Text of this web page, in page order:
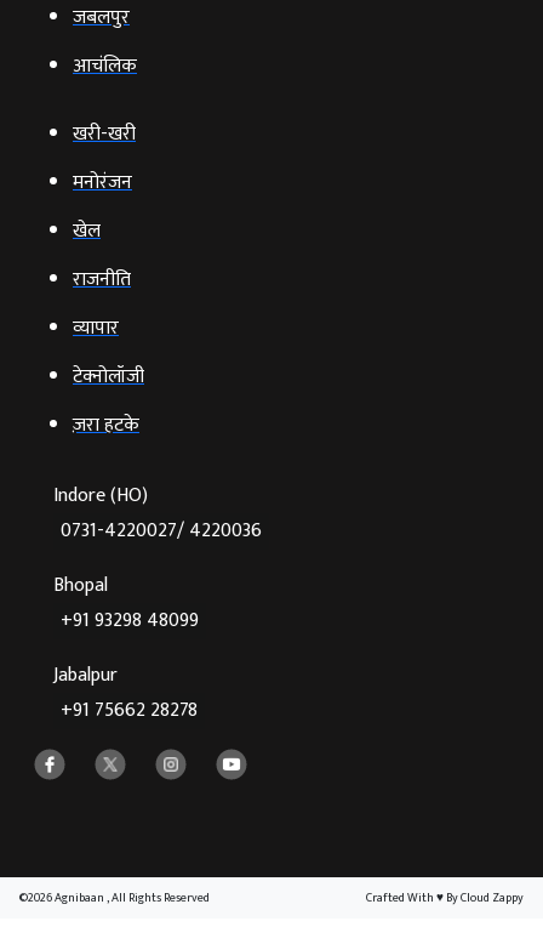
जबलपुर
आचंलिक
खरी-खरी
मनोरंजन
खेल
राजनीति
व्‍यापार
टेक्‍नोलॉजी
ज़रा हटके
Indore (HO)
0731-4220027/ 4220036
Bhopal
+91 93298 48099
Jabalpur
+91 75662 28278
©2026 Agnibaan , All Rights Reserved Crafted With♥By Cloud Zappy